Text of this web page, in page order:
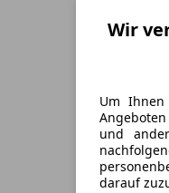
Wir
Um
und
darauf